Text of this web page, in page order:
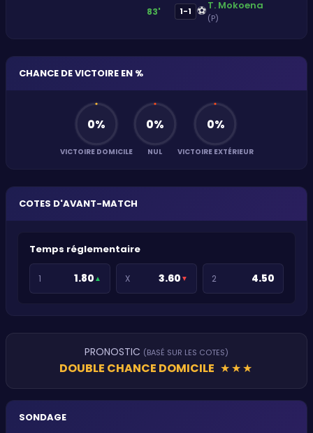
83' 1-1 ⚽T. Mokoena
(P)
CHANCE DE VICTOIRE EN %
0%
VICTOIRE DOMICILE
0%
NUL
0%
VICTOIRE EXTÉRIEUR
COTES D'AVANT-MATCH
Temps réglementaire
1 1.80 ▲ X 3.60 ▼ 2 4.50
PRONOSTIC (BASÉ SUR LES COTES)
DOUBLE CHANCE DOMICILE ★★★
SONDAGE